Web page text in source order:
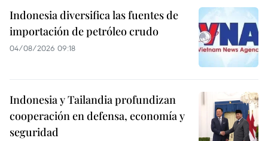
Indonesia diversifica las fuentes de
importación de petróleo crudo
04/08/2026 09:18
Indonesia y Tailandia profundizan
cooperación en defensa, economía y
seguridad